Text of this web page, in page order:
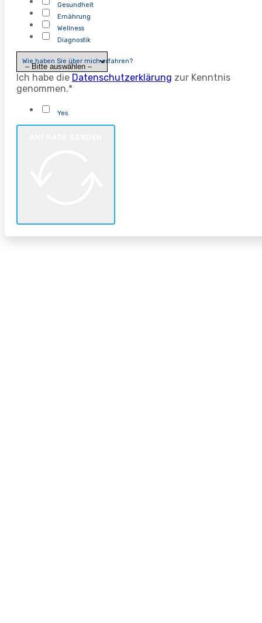
Gesundheit
Ernährung
Wellness
Diagnostik
Wie haben Sie über mich erfahren?
Ich habe die Datenschutzerklärung zur Kenntnis
genommen.*
Yes